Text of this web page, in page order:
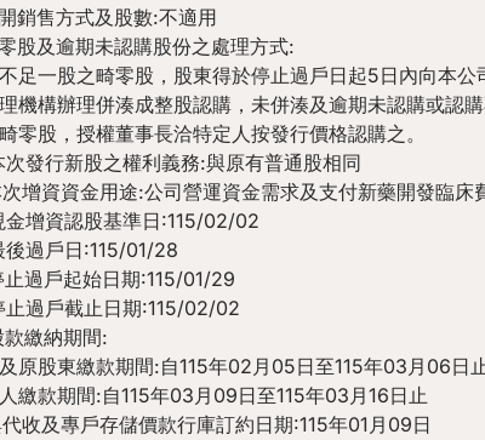
銷售方式及股數:不適用
股及逾期未認購股份之處理方式:
足一股之畸零股，股東得於停止過戶日起5日內向本公
機構辦理併湊成整股認購，未併湊及逾期未認購或認
零股，授權董事長洽特定人按發行價格認購之。
次發行新股之權利義務:與原有普通股相同
次增資資金用途:公司營運資金需求及支付新藥開發臨床
金增資認股基準日:115/02/02
後過戶日:115/01/28
止過戶起始日期:115/01/29
止過戶截止日期:115/02/02
款繳納期間:
原股東繳款期間:自115年02月05日至115年03月06日
繳款期間:自115年03月09日至115年03月16日止
代收及專戶存儲價款行庫訂約日期:115年01月09日